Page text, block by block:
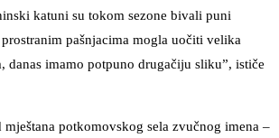
katuni su tokom sezone bivali puni
pašnjacima mogla uočiti velika
danas imamo potpuno drugačiju sliku”, ističe
mještana potkomovskog sela zvučnog imena –